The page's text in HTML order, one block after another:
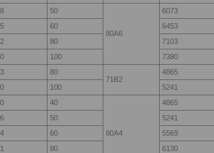
50
80A6
6073
60
6453
80
7103
100 7380
80
71B2
4865
100
5241
40
80A4
4865
50
5241
60
5569
80
6130